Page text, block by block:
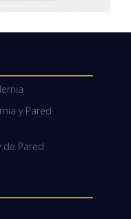
y Pared
de Pared